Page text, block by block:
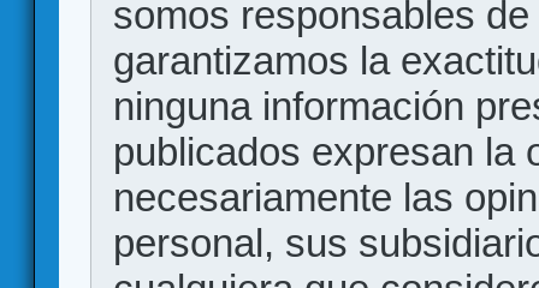
somos responsables
garantizamos la
ninguna información
publicados expresan la
necesariamente las
personal, sus